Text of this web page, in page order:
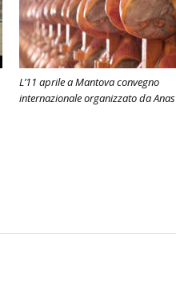
L’11 aprile a Mantova convegno
internazionale organizzato da Anas